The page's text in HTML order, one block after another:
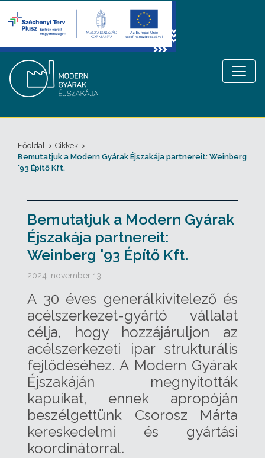
Főoldal > Cikkek >
Bemutatjuk a Modern Gyárak Éjszakája partnereit: Weinberg
'93 Építő Kft.
Bemutatjuk a Modern Gyárak
Éjszakája partnereit:
Weinberg '93 Építő Kft.
2024. november 13.
A 30 éves generálkivitelező és
acélszerkezet-gyártó vállalat
célja, hogy hozzájáruljon az
acélszerkezeti ipar strukturális
fejlődéséhez. A Modern Gyárak
Éjszakáján megnyitották
kapuikat, ennek apropóján
beszélgettünk Csorosz Márta
kereskedelmi és gyártási
koordinátorral.